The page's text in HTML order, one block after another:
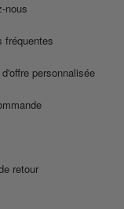
nous
fréquentes
personnalisée
retour